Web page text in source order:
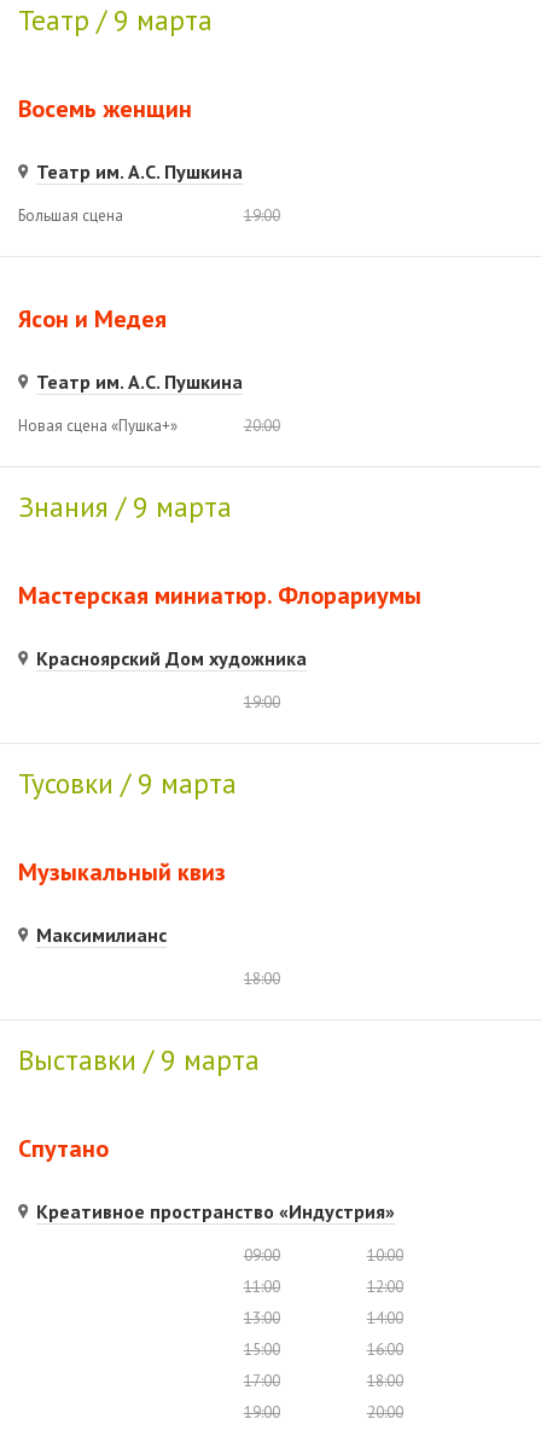
Театр / 9 марта
Восемь женщин
Театр им. А.С. Пушкина
Большая сцена 19:00
Ясон и Медея
Театр им. А.С. Пушкина
Новая сцена «Пушка+» 20:00
Знания / 9 марта
Мастерская миниатюр. Флорариумы
Красноярский Дом художника
19:00
Тусовки / 9 марта
Музыкальный квиз
Максимилианс
18:00
Выставки / 9 марта
Спутано
Креативное пространство «Индустрия»
09:00
10:00
11:00
12:00
13:00
14:00
15:00
16:00
17:00
18:00
19:00
20:00